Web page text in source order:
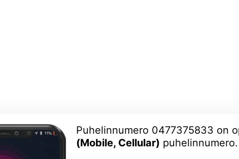
Puhelinnumero 0477375833 on
(Mobile, Cellular)